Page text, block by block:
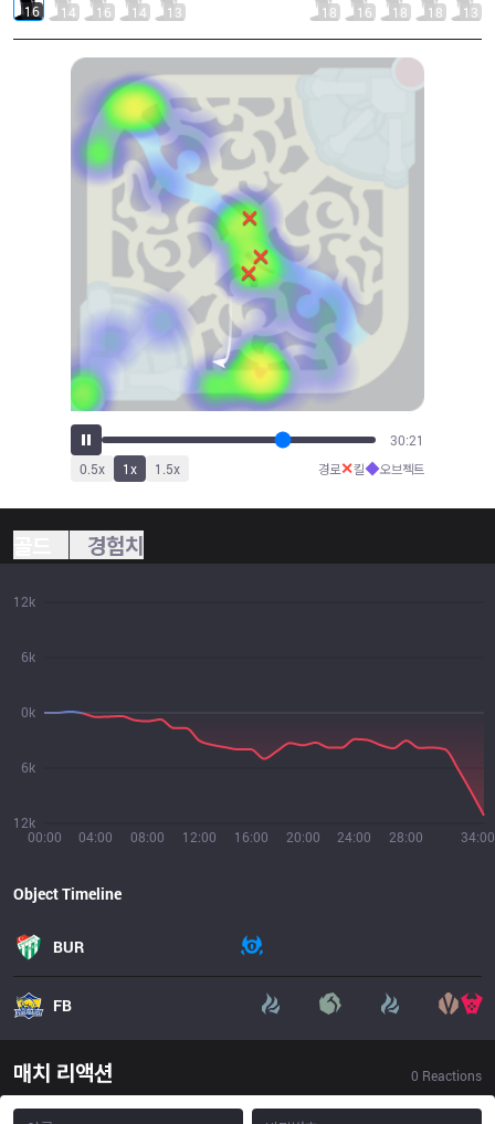
16 14 16 14 13 18 16 18 18 13
31:30
0.5x 1x 1.5x 경로✕킬◆오브젝트
경험치
00:00 04:00 08:00 12:00 16:00 20:00 24:00 28:00 34:00
12k
6k
0k
6k
12k
Object Timeline
BUR
FB
매치 리액션 0 Reactions